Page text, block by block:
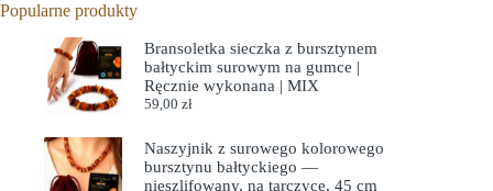
Popularne produkty
Bransoletka sieczka z bursztynem
bałtyckim surowym na gumce |
Ręcznie wykonana | MIX
59,00 zł
Naszyjnik z surowego kolorowego
bursztynu bałtyckiego —
nieszlifowany, na tarczycę, 45 cm